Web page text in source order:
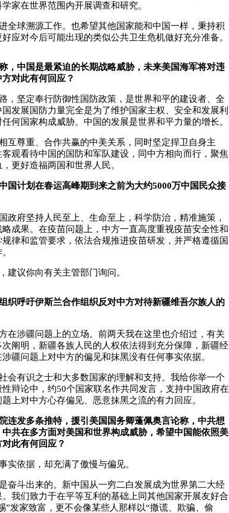
家在世界范围内开展调查和研究。
全球溯源工作。也希望其他国家能和中国一样，秉持积
应对今后可能出现的类似公共卫生危机做好充分准备。
，中国是最紧迫的长期战略威胁，未来美国海军将对违
对此有何回应？
，坚定奉行防御性国防政策，是世界和平的建设者、全
发展国防力量完全是为了维护国家主权、安全和发展利
何国家构成威胁。中国的发展是世界和平力量的增长。
互尊重、合作共赢的中美关系，同时坚定捍卫自身主
观看待中国的国防和军队建设，同中方相向而行，聚焦
更好造福两国和世界人民。
国计划在春运高峰期到来之前为大约5000万中国民众接
政府坚持人民至上、生命至上，科学防治，精准施策，
成果。在疫苗问题上，中方一直高度重视疫苗安全性和
律和监管要求，依法合规推进疫苗研发，并严格遵循国
建议你向有关主管部门询问。
织呼吁伊斯兰合作组织反对中方对待新疆维吾尔族人的
在涉疆问题上的立场。前两天我在这里也介绍过，有关
阐明，新疆各族人民的人权依法得到充分保障，新疆经
疆问题上对中方的偏见和抹黑没有任何事实依据。
会有识之士和大多数国家的理解和支持。我给你举一个
辩论中，约50个国家联名作共同发言，支持中国政府在
上对中方心存偏见、恶意抹黑之流的有力回应。
连发多条推特，援引美国国务卿蓬佩奥言论称，中共想
共在多方面对美国和世界构成威胁，希望中国能依照美
此有何回应？
实依据，却充满了傲慢与偏见。
奋斗出来的。新中国从一穷二白发展成为世界第二大经
我们致力于在平等互利的基础上同其他国家开展友好合
”发家致富，更不会像某些人那样以“撒谎、欺骗、偷